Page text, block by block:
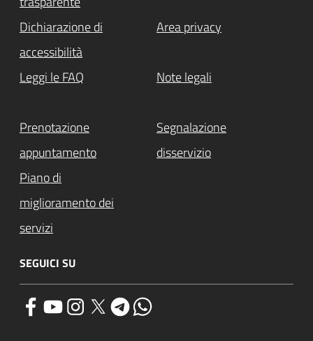
Dichiarazione di
accessibilità
Area privacy
Leggi le FAQ Note legali
Prenotazione
appuntamento
Segnalazione
disservizio
Piano di
miglioramento dei
servizi
SEGUICI SU